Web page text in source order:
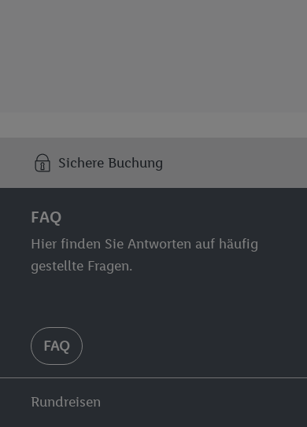
Sichere Buchung
FAQ
Hier finden Sie Antworten auf häufig
gestellte Fragen.
FAQ
Rundreisen